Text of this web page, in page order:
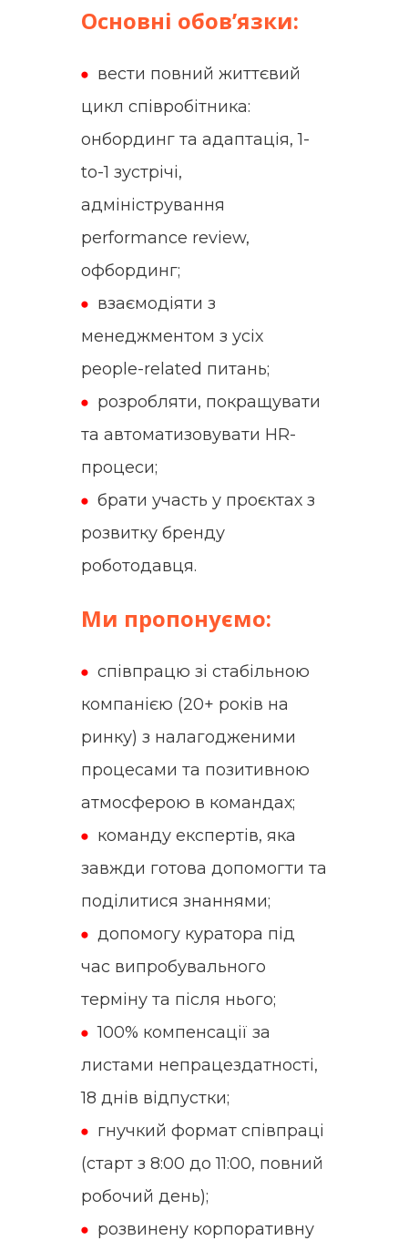
Основні обов’язки:
вести повний життєвий
цикл співробітника:
онбординг та адаптація, 1-
to-1 зустрічі,
адміністрування
performance review,
офбординг;
взаємодіяти з
менеджментом з усіх
people-related питань;
розробляти, покращувати
та автоматизовувати HR-
процеси;
брати участь у проєктах з
розвитку бренду
роботодавця.
Ми пропонуємо:
співпрацю зі стабільною
компанією (20+ років на
ринку) з налагодженими
процесами та позитивною
атмосферою в командах;
команду експертів, яка
завжди готова допомогти та
поділитися знаннями;
допомогу куратора під
час випробувального
терміну та після нього;
100% компенсації за
листами непрацездатності,
18 днів відпустки;
гнучкий формат співпраці
(старт з 8:00 до 11:00, повний
робочий день);
розвинену корпоративну